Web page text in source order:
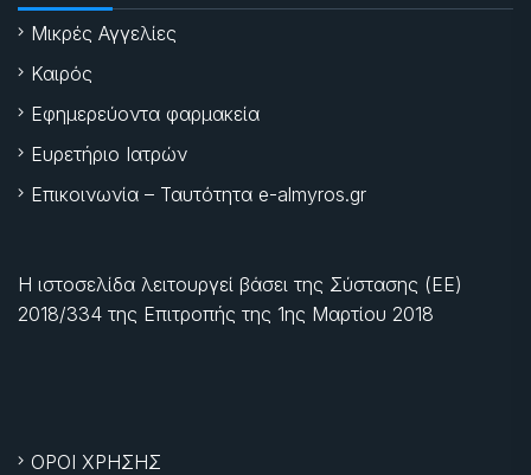
Μικρές Αγγελίες
Καιρός
Εφημερεύοντα φαρμακεία
Ευρετήριο Ιατρών
Επικοινωνία – Ταυτότητα e-almyros.gr
Η ιστοσελίδα λειτουργεί βάσει της Σύστασης (ΕΕ)
2018/334 της Επιτροπής της 1ης Μαρτίου 2018
ΟΡΟΙ ΧΡΗΣΗΣ